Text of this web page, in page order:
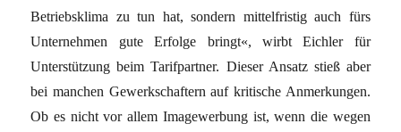
Betriebsklima zu tun hat, sondern mittelfristig auch fürs
Unternehmen gute Erfolge bringt«, wirbt Eichler für
Unterstützung beim Tarifpartner. Dieser Ansatz stieß aber
bei manchen Gewerkschaftern auf kritische Anmerkungen.
Ob es nicht vor allem Imagewerbung ist, wenn die wegen